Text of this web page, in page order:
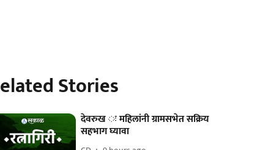
Stories
देवरुख ः महिलांनी ग्रामसभेत सक्रिय
सहभाग घ्यावा